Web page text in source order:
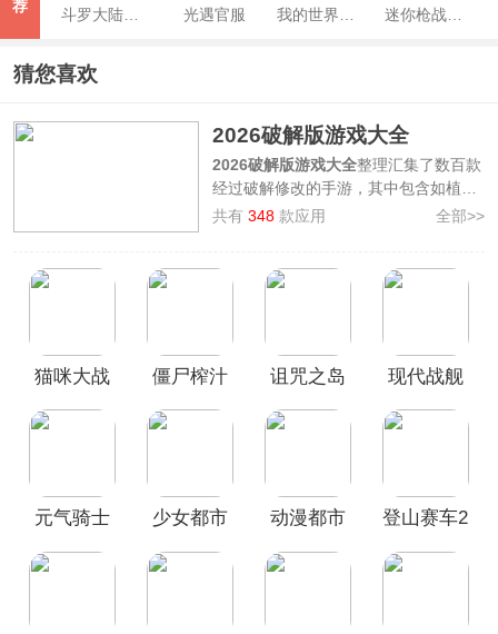
荐 斗罗大陆魂师对决最新版本 光遇官服
猜您喜欢
2026破解版游戏大全
2026破解版游戏大全整理汇集了数百款
经过破解修改的手游，其中包含如植物
大战僵尸2破解版、登山赛车2破解版、
有如免费内购、无限资源、内置菜单等
更大程度的自由掌握调节游戏难度，并
且安装包都经过本站人工测试绿色安
共有348 款应用 全部>>
猫咪大战
僵尸榨汁
无限金币
诅咒之岛
新版本
现代战舰
内置菜单
元气骑士
少女都市
版全部地
动漫都市
登山赛车2